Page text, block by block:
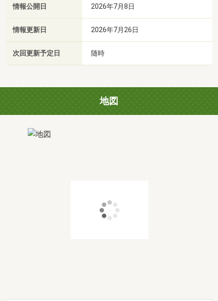
情報公開日 2026年7月8日
情報更新日 2026年7月26日
次回更新予定日 随時
地図